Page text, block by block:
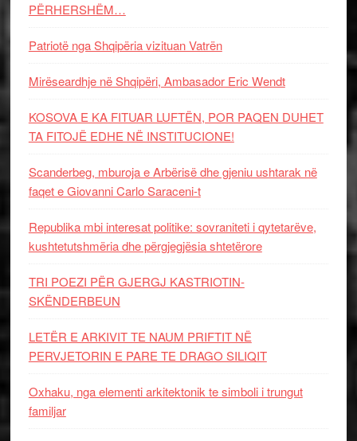
PËRHERSHËM…
Patriotë nga Shqipëria vizituan Vatrën
Mirëseardhje në Shqipëri, Ambasador Eric Wendt
KOSOVA E KA FITUAR LUFTËN, POR PAQEN DUHET
TA FITOJË EDHE NË INSTITUCIONE!
Scanderbeg, mburoja e Arbërisë dhe gjeniu ushtarak në
faqet e Giovanni Carlo Saraceni-t
Republika mbi interesat politike: sovraniteti i qytetarëve,
kushtetutshmëria dhe përgjegjësia shtetërore
TRI POEZI PËR GJERGJ KASTRIOTIN-
SKËNDERBEUN
LETËR E ARKIVIT TE NAUM PRIFTIT NË
PERVJETORIN E PARE TE DRAGO SILIQIT
Oxhaku, nga elementi arkitektonik te simboli i trungut
familjar